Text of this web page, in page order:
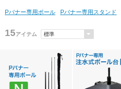
Pバナー専用ポール Pバナー専用スタンド
15アイテム